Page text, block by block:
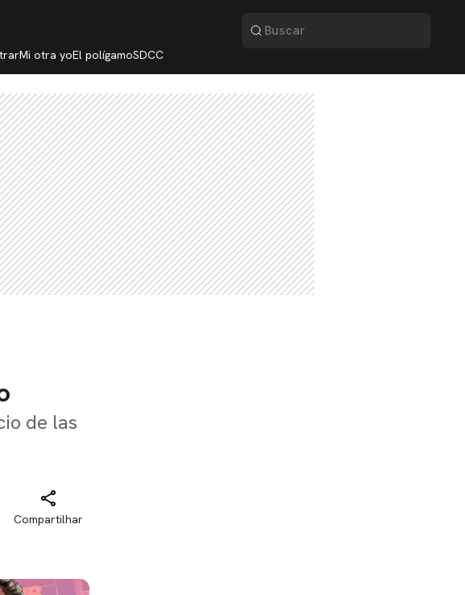
Mi otra yoEl polígamoSDCC
de las
Compartilhar